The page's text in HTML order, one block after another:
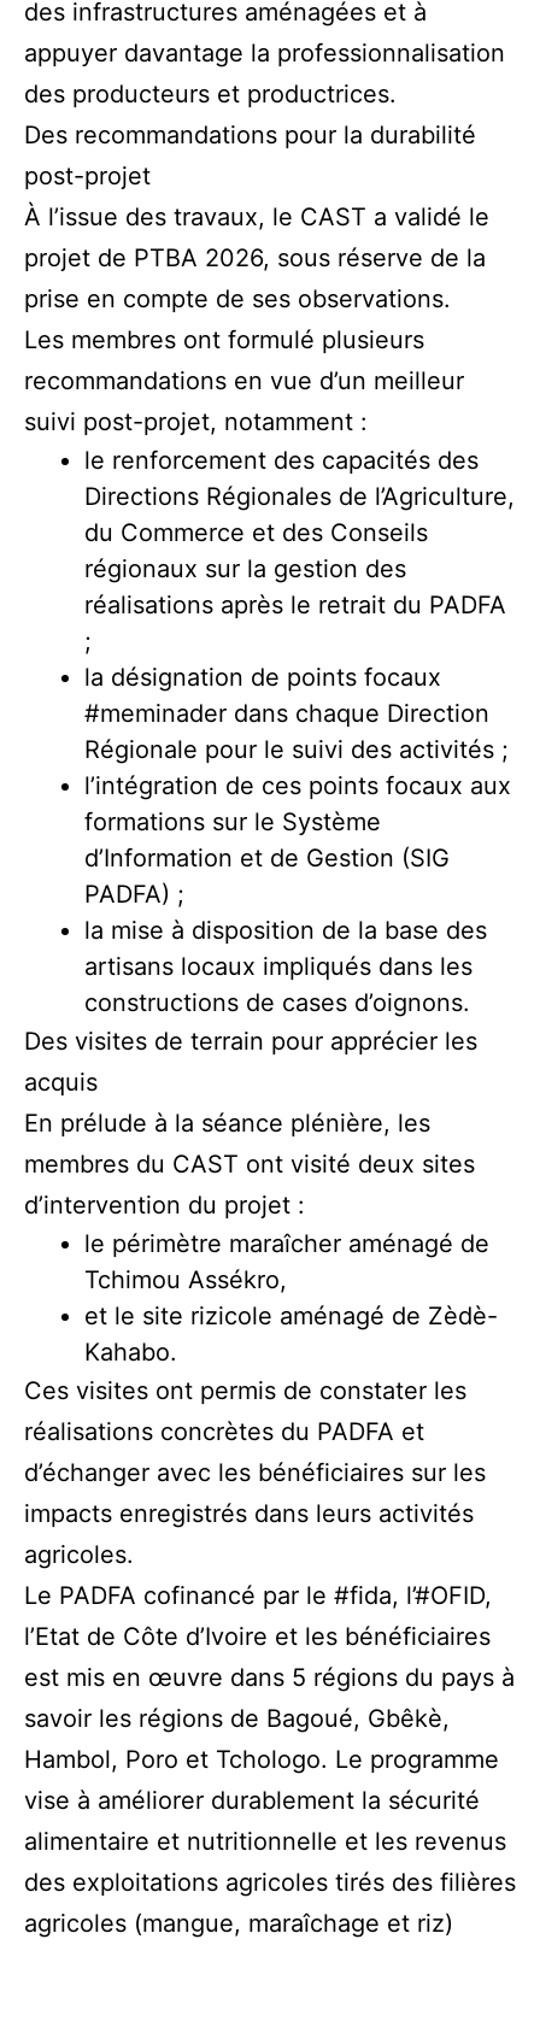
des infrastructures aménagées et à
appuyer davantage la professionnalisation
des producteurs et productrices.
Des recommandations pour la durabilité
post-projet
À l’issue des travaux, le CAST a validé le
projet de PTBA 2026, sous réserve de la
prise en compte de ses observations.
Les membres ont formulé plusieurs
recommandations en vue d’un meilleur
suivi post-projet, notamment :
le renforcement des capacités des
Directions Régionales de l’Agriculture,
du Commerce et des Conseils
régionaux sur la gestion des
réalisations après le retrait du PADFA
;
la désignation de points focaux
#meminader dans chaque Direction
Régionale pour le suivi des activités ;
l’intégration de ces points focaux aux
formations sur le Système
d’Information et de Gestion (SIG
PADFA) ;
la mise à disposition de la base des
artisans locaux impliqués dans les
constructions de cases d’oignons.
Des visites de terrain pour apprécier les
acquis
En prélude à la séance plénière, les
membres du CAST ont visité deux sites
d’intervention du projet :
le périmètre maraîcher aménagé de
Tchimou Assékro,
et le site rizicole aménagé de Zèdè-
Kahabo.
Ces visites ont permis de constater les
réalisations concrètes du PADFA et
d’échanger avec les bénéficiaires sur les
impacts enregistrés dans leurs activités
agricoles.
Le PADFA cofinancé par le #fida, l’#OFID,
l’Etat de Côte d’Ivoire et les bénéficiaires
est mis en œuvre dans 5 régions du pays à
savoir les régions de Bagoué, Gbêkè,
Hambol, Poro et Tchologo. Le programme
vise à améliorer durablement la sécurité
alimentaire et nutritionnelle et les revenus
des exploitations agricoles tirés des filières
agricoles (mangue, maraîchage et riz)